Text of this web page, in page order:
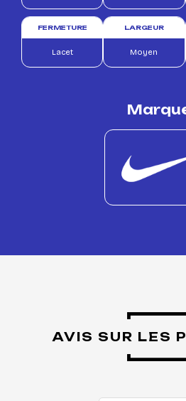
FERMETURE
Lacet
LARGEUR
Moyen
AVIS SUR LES